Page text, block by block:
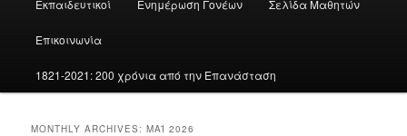
Εκπαιδευτικοί Ενημέρωση Γονέων Σελίδα Μαθητών
Επικοινωνία
1821-2021: 200 χρόνια από την Επανάσταση
MONTHLY ARCHIVES:ΜΆΙ 2026